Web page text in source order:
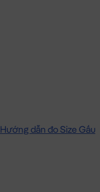
Hướng dẫn đo Size Gấu